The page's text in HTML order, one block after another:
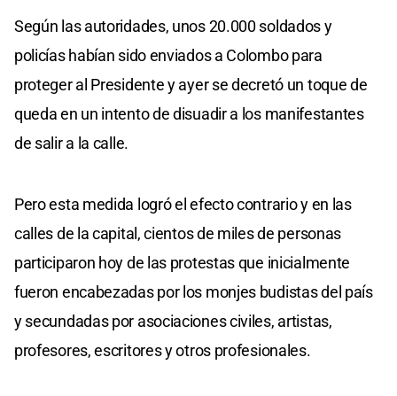
Según las autoridades, unos 20.000 soldados y
policías habían sido enviados a Colombo para
proteger al Presidente y ayer se decretó un toque de
queda en un intento de disuadir a los manifestantes
de salir a la calle.
Pero esta medida logró el efecto contrario y en las
calles de la capital, cientos de miles de personas
participaron hoy de las protestas que inicialmente
fueron encabezadas por los monjes budistas del país
y secundadas por asociaciones civiles, artistas,
profesores, escritores y otros profesionales.